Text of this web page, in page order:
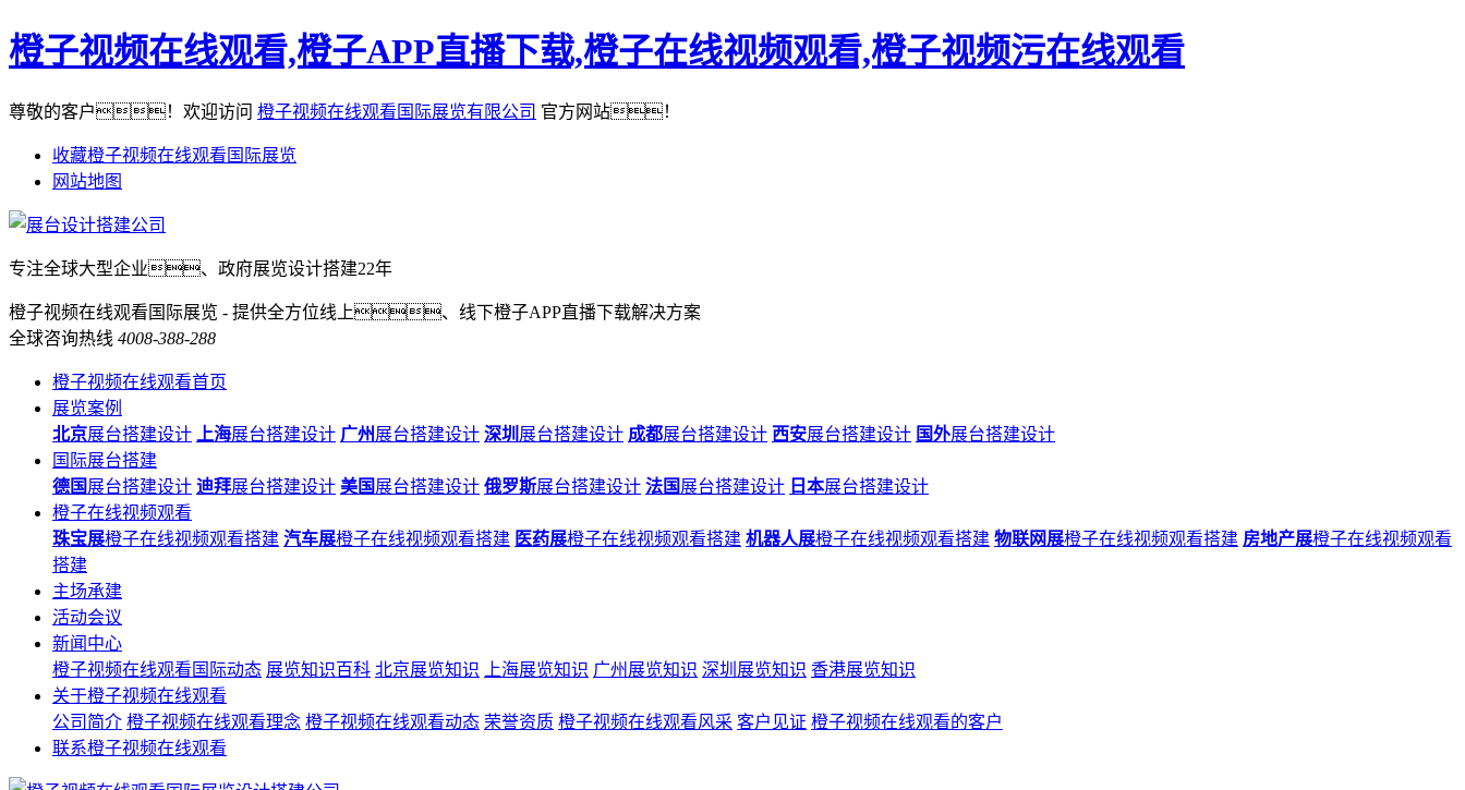
橙子视频在线观看,橙子APP直播下载,橙子在线视频观看,橙子视频污在线观看
尊敬的客户！欢迎访问 橙子视频在线观看国际展览有限公司 官方网站！
收藏橙子视频在线观看国际展览
网站地图
专注全球大型企业、政府展览设计搭建22年
橙子视频在线观看国际展览 - 提供全方位线上、线下橙子APP直播下载解决方案
全球咨询热线 4008-388-288
橙子视频在线观看首页
展览案例
北京展台搭建设计 上海展台搭建设计 广州展台搭建设计 深圳 展台搭建设计 成都展台搭建设计 西安展台搭建设计 国外展台搭建设计
国际展台搭建
德国 展台搭建设计 迪拜展台搭建设计 美国 展台搭建设计 俄罗斯展台搭建设计 法国 展台搭建设计 日本展台搭建设计
橙子在线视频观看
珠宝展橙子在线视频观看搭建 汽车展橙子在线视频观看搭建 医药展橙子在线视频观看搭建 机器人展橙子在线视频观看搭建 物联网展橙子在线视频观看搭建 房地产展橙子在线视频观看
搭建
主场承建
活动会议
新闻中心
橙子视频在线观看国际动态 展览知识百科 北京展览知识 上海展览知识 广州展览知识 深圳展览知识 香港展览知识
关于橙子视频在线观看
公司简介 橙子视频在线观看理念 橙子视频在线观看动态 荣誉资质 橙子视频在线观看风采 客户见证 橙子视频在线观看的客户
联系橙子视频在线观看